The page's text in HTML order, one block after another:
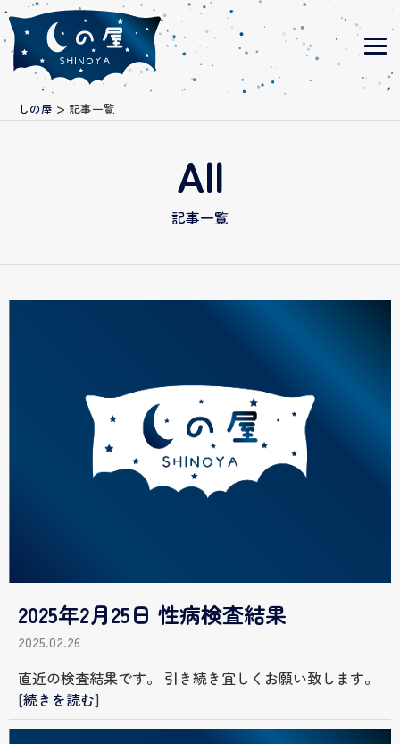
しの屋 > 記事一覧
All
記事一覧
2025年2月25日 性病検査結果
2025.02.26
直近の検査結果です。 引き続き宜しくお願い致します。
[続きを読む]